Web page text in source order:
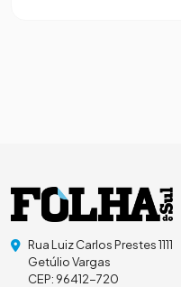
Rua Luiz Carlos Prestes 1111
Getúlio Vargas
CEP: 96412-720